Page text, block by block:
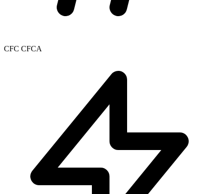
CFC CFCA